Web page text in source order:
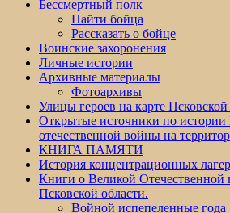
Бессмертный полк
Найти бойца
Рассказать о бойце
Воинские захоронения
Личные истории
Архивные материалы
Фотоархивы
Улицы героев на карте Псковской
Открытые источники по истории
отечественной войны на
КНИГА ПАМЯТИ
История концентрационных
Книги о Великой Отечественной
Псковской области.
Войной испепеленные года